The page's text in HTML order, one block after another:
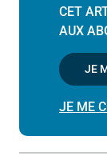
CET
AUX
JE
JE ME